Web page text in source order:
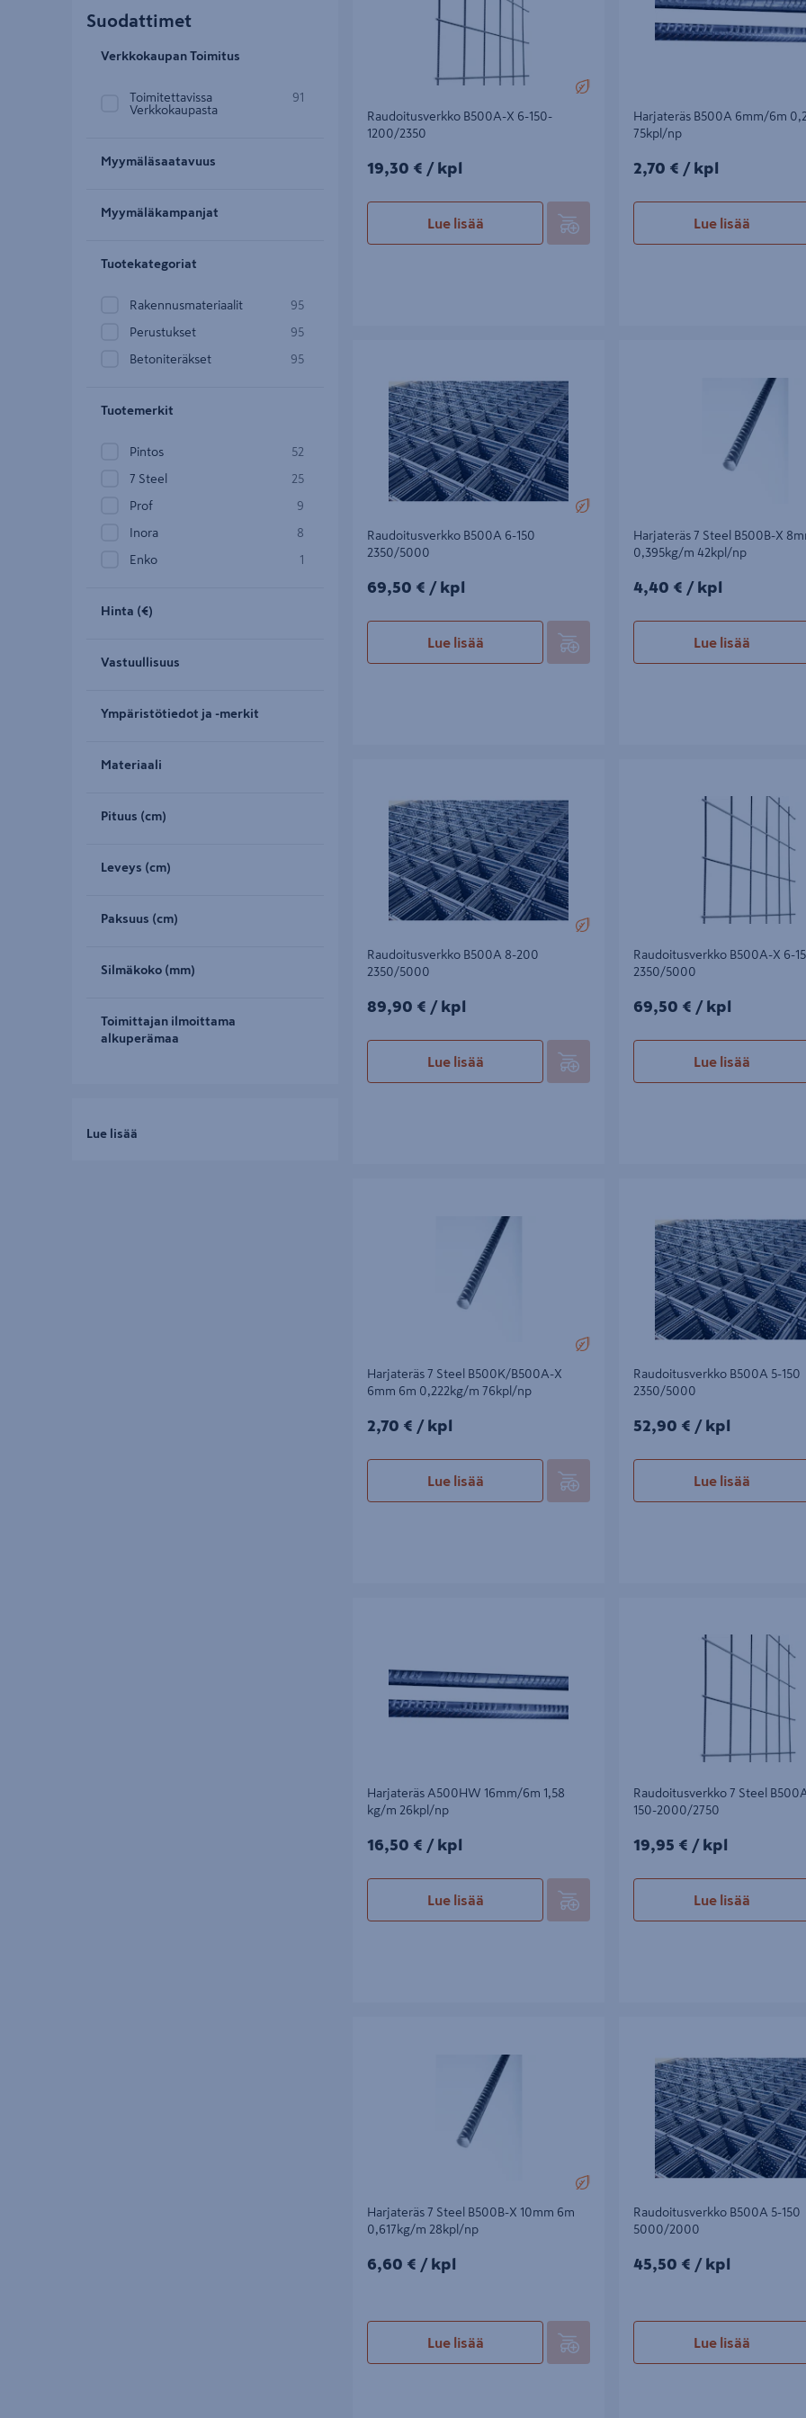
Suodattimet
Verkkokaupan Toimitus
Toimitettavissa
Verkkokaupasta
91
Myymäläsaatavuus
Myymäläkampanjat
Tuotekategoriat
Rakennusmateriaalit 95
Perustukset 95
Betoniteräkset 95
Tuotemerkit
Pintos 52
7 Steel 25
Prof 9
Inora 8
Enko 1
Hinta (€)
Vastuullisuus
Ympäristötiedot ja -merkit
Materiaali
Pituus (cm)
Leveys (cm)
Paksuus (cm)
Silmäkoko (mm)
Toimittajan ilmoittama
alkuperämaa
Lue lisää
Raudoitusverkko B500A-X 6-150-
1200/2350
19,30€/kpl
19,30 € / kpl
Lue lisää
Harjateräs B500A 6mm/6m
75kpl/np
2,70€/kpl
2,70 € / kpl
Lue lisää
Raudoitusverkko B500A 6-150
2350/5000
69,50€/kpl
69,50 € / kpl
Lue lisää
Harjateräs 7 Steel B500B-X
0,395kg/m 42kpl/np
4,40€/kpl
4,40 € / kpl
Lue lisää
Raudoitusverkko B500A 8-200
2350/5000
89,90€/kpl
89,90 € / kpl
Lue lisää
Raudoitusverkko B500A-X 6-
2350/5000
69,50€/kpl
69,50 € / kpl
Lue lisää
Harjateräs 7 Steel B500K/B500A-X
6mm 6m 0,222kg/m 76kpl/np
2,70€/kpl
2,70 € / kpl
Lue lisää
Raudoitusverkko B500A 5-150
2350/5000
52,90€/kpl
52,90 € / kpl
Lue lisää
Harjateräs A500HW 16mm/6m 1,58
kg/m 26kpl/np
16,50€/kpl
16,50 € / kpl
Lue lisää
Raudoitusverkko 7 Steel
150-2000/2750
19,95€/kpl
19,95 € / kpl
Lue lisää
Harjateräs 7 Steel B500B-X 10mm 6m
0,617kg/m 28kpl/np
6,60€/kpl
6,60 € / kpl
Lue lisää
Raudoitusverkko B500A 5-150
5000/2000
45,50€/kpl
45,50 € / kpl
Lue lisää